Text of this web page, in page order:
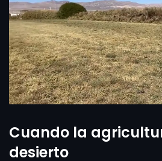
Cuando la
desierto